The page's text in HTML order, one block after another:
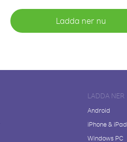
Ladda ner nu
LADDA NER
Android
iPhone & iPad
Windows PC